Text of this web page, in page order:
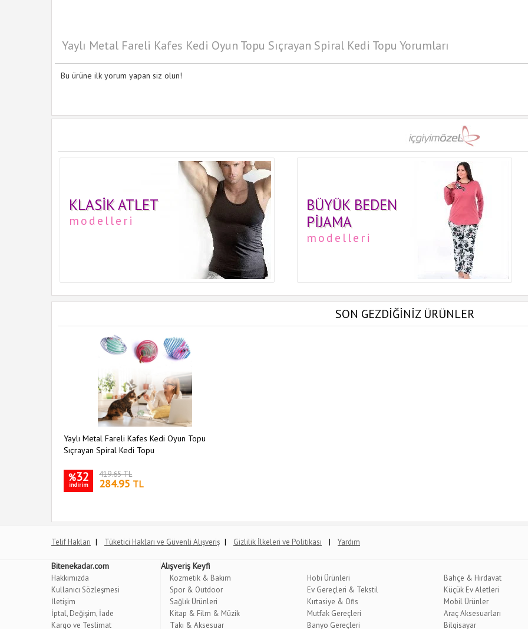
Yaylı Metal Fareli Kafes Kedi Oyun Topu Sıçrayan Spiral Kedi Topu Yorumları
Bu ürüne ilk yorum yapan siz olun!
KLASIK ATLET
modelleri
BÜYÜK BEDEN
PIJAMA
modelleri
SON GEZDİĞİNİZ ÜRÜNLER
Yaylı Metal Fareli Kafes Kedi Oyun Topu
Sıçrayan Spiral Kedi Topu
%32
indirim
419.65 TL
284.95 TL
Telif Hakları | Tüketici Hakları ve Güvenli Alışveriş | Gizlilik İlkeleri ve Politikası | Yardım
Bitenekadar.com
Hakkımızda
Kullanıcı Sözleşmesi
İletişim
İptal, Değişim, İade
Kargo ve Teslimat
Alışveriş Keyfi
Kozmetik & Bakım
Spor & Outdoor
Sağlık Ürünleri
Kitap & Film & Müzik
Takı & Aksesuar
Hobi Ürünleri
Ev Gereçleri & Tekstil
Kırtasiye & Ofis
Mutfak Gereçleri
Banyo Gereçleri
Bahçe & Hırdavat
Küçük Ev Aletleri
Mobil Ürünler
Araç Aksesuarları
Bilgisayar